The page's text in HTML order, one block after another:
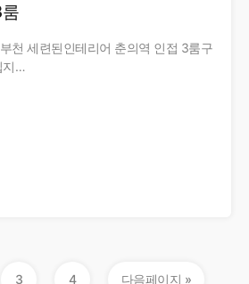
천 세련된인테리어 춘의역 인접 3룸구
지…
3 4 다음페이지 »